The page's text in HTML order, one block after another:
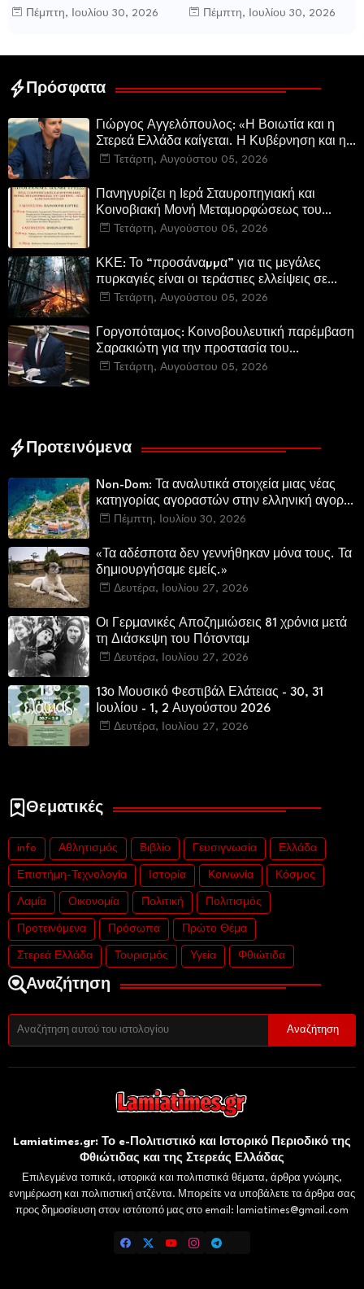
μυθιστόρημα του γνωστού
δημοσιογράφου Γεώργιου Θ.
Πέμπτη, Ιουλίου 30, 2026
αστυνομικό μυθιστόρημα της
Κατερίνας Πανούση Οι ρόλοι
Πέμπτη, Ιουλίου 30, 2026
Πρόσφατα
Γιώργος Αγγελόπουλος: «Η Βοιωτία και η
Στερεά Ελλάδα καίγεται. Η Κυβέρνηση και η
Περιφερειακή Αρχή αυτοθαυμάζονται.»
Τετάρτη, Αυγούστου 05, 2026
Πανηγυρίζει η Ιερά Σταυροπηγιακή και
Κοινοβιακή Μονή Μεταμορφώσεως του
Σωτήρος Καμενων Βουρλων (Μονή Αγιάς ή
Τετάρτη, Αυγούστου 05, 2026
ΚΚΕ: Το “προσάναµµα” για τις μεγάλες
πυρκαγιές είναι οι τεράστιες ελλείψεις σε
µέσα και προσωπικό στην Πυροσβεστική και
Τετάρτη, Αυγούστου 05, 2026
Γοργοπόταμος: Κοινοβουλευτική παρέμβαση
Σαρακιώτη για την προστασία του
εμβληματικού φυσικού και ιστορικού
Τετάρτη, Αυγούστου 05, 2026
Προτεινόμενα
Non-Dom: Τα αναλυτικά στοιχεία μιας νέας
κατηγορίας αγοραστών στην ελληνική αγορά
πολυτελών κατοικιών
Πέμπτη, Ιουλίου 30, 2026
«Τα αδέσποτα δεν γεννήθηκαν μόνα τους. Τα
δημιουργήσαμε εμείς.»
Δευτέρα, Ιουλίου 27, 2026
Οι Γερμανικές Αποζημιώσεις 81 χρόνια μετά
τη Διάσκεψη του Πότσνταμ
Δευτέρα, Ιουλίου 27, 2026
13ο Μουσικό Φεστιβάλ Ελάτειας - 30, 31
Ιουλίου - 1, 2 Αυγούστου 2026
Δευτέρα, Ιουλίου 27, 2026
Θεματικές
info Αθλητισμός Βιβλίο Γευσιγνωσία Ελλάδα
Επιστήμη-Τεχνολογία Ιστορία Κοινωνία Κόσμος
Λαμία Οικονομία Πολιτική Πολιτισμός
Προτεινόμενα Πρόσωπα Πρώτο Θέμα
Στερεά Ελλάδα Τουρισμός Υγεία Φθιώτιδα
Αναζήτηση
Lamiatimes.gr: Το e-Πολιτιστικό και Ιστορικό Περιοδικό της
Φθιώτιδας και της Στερεάς Ελλάδας
Επιλεγμένα τοπικά, ιστορικά και πολιτιστικά θέματα, άρθρα γνώμης,
ενημέρωση και πολιτιστική ατζέντα. Μπορείτε να υποβάλετε τα άρθρα σας
προς δημοσίευση στον ιστότοπό μας στο email: lamiatimes@gmail.com